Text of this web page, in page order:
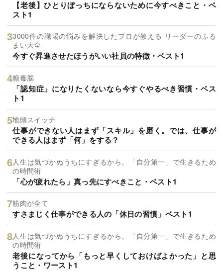
【老後】ひとりぼっちにならないために今すべきこと・ベ
スト1
3000件の職場の悩みを解決したプロが教える リーダーのふる
まい大全
今すぐ昇進させたほうがいい社員の特徴・ベスト1
糖毒脳
「認知症」になりたくないなら今すぐやるべき習慣・ベス
ト1
地頭スイッチ
仕事ができない人はまず「スキル」を磨く。では、仕事が
できる人はまず「何」をする？
人生は気づかぬうちにすぎるから。「自分第一」で生きるため
の時間術
「心が疲れたら」真っ先にすべきこと・ベスト1
筋肉が全て
すさまじく仕事ができる人の「休日の習慣」ベスト1
人生は気づかぬうちにすぎるから。「自分第一」で生きるため
の時間術
老後になってから「もっと早くしておけばよかった」と思
うこと・ワースト1